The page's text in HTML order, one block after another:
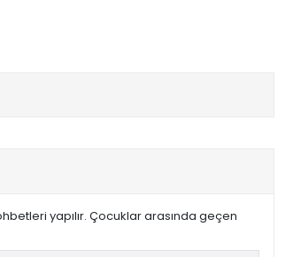
yapılır. Çocuklar arasında geçen